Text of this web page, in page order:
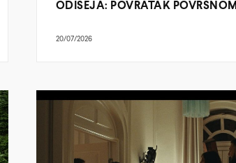
ODISEJA: POVRATAK POVRŠNOM
20/07/2026